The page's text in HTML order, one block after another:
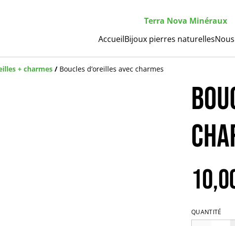
Terra Nova Minéraux
AccueilBijoux pierres naturelles
+ charmes / Boucles d’oreilles avec charmes
QUANTITÉ